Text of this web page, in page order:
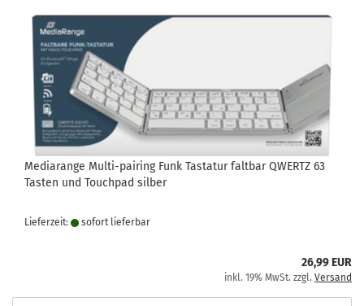
Mediarange Multi-pairing Funk Tastatur faltbar QWERTZ 63
Tasten und Touchpad silber
Lieferzeit: sofort lie­fer­bar
26,99 EUR
inkl. 19% MwSt. zzgl. Versand